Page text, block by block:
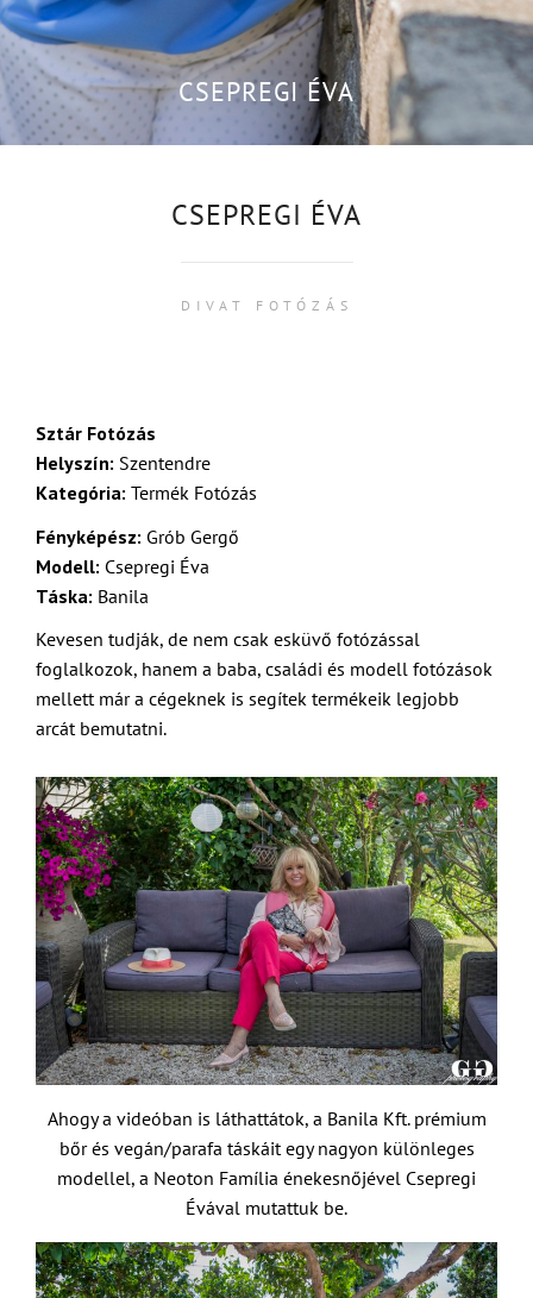
CSEPREGI ÉVA
CSEPREGI ÉVA
DIVAT FOTÓZÁS
Sztár Fotózás
Helyszín: Szentendre
Kategória: Termék Fotózás
Fényképész: Grób Gergő
Modell: Csepregi Éva
Táska: Banila
Kevesen tudják, de nem csak esküvő fotózással
foglalkozok, hanem a baba, családi és modell fotózások
mellett már a cégeknek is segítek termékeik legjobb
arcát bemutatni.
Ahogy a videóban is láthattátok, a Banila Kft. prémium
bőr és vegán/parafa táskáit egy nagyon különleges
modellel, a Neoton Família énekesnőjével Csepregi
Évával mutattuk be.